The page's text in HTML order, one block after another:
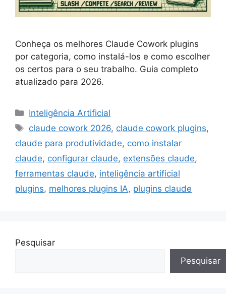
Conheça os melhores Claude Cowork plugins
por categoria, como instalá-los e como escolher
os certos para o seu trabalho. Guia completo
atualizado para 2026.
Categorias
Inteligência Artificial
Tags
claude cowork 2026, claude cowork plugins,
claude para produtividade, como instalar
claude, configurar claude, extensões claude,
ferramentas claude, inteligência artificial
plugins, melhores plugins IA, plugins claude
Pesquisar
Pesquisar